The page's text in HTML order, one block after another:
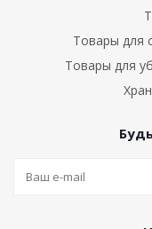
Товары для
Товары для